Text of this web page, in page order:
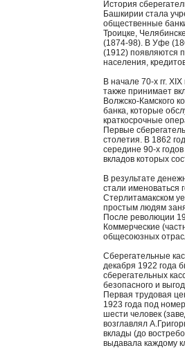
История
Башкирии стала
общественные
Троицке,
(1874-98). В Уфе
(1912) появляются
населения,
В начале 70-х гг.
также принимает
Волжско-Камского
банка, которые
краткосрочные
Первые
столетия. В 1862
середине 90-х
вкладов которых
В результате
стали именоваться
Стерлитамакском
простым людям
После революции
Коммерческие
общесоюзных
Сберегательные
декабря 1922 года
сберегательных
безопасного и
Первая трудовая
1923 года под
шести человек
возглавлял
вклады (до
выдавала каждому